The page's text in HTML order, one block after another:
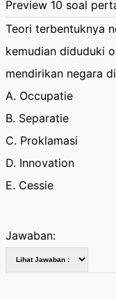
Preview 10 soal
Teori terbentuknya
kemudian diduduki
mendirikan negara
A. Occupatie
B. Separatie
C. Proklamasi
D. Innovation
E. Cessie
Jawaban: